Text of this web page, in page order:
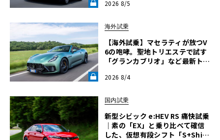
B》
2026 8/5
海外試乗
【海外試乗】マセラティが放つV
6の咆哮。聖地トリエステで試す
「グランカブリオ」など最新トロ
NT LAB》
2026 8/4
国内試乗
新型シビック e:HEV RS 痛快試乗
｜素の「EX」と乗り比べて確信
した、仮想有段シフト「S+Shif